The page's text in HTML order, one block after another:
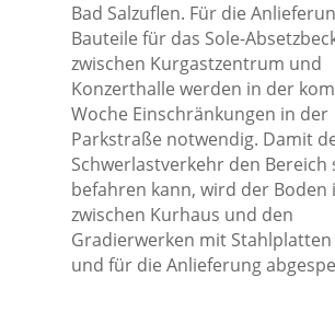
Bad Salzuflen. Für die
Bauteile für das Sole-
zwischen Kurgastzentrum und
Konzerthalle werden in der
Woche Einschränkungen in der
Parkstraße notwendig. Damit
Schwerlastverkehr den Bereich
befahren kann, wird der Boden
zwischen Kurhaus und den
Gradierwerken mit
und für die Anlieferung